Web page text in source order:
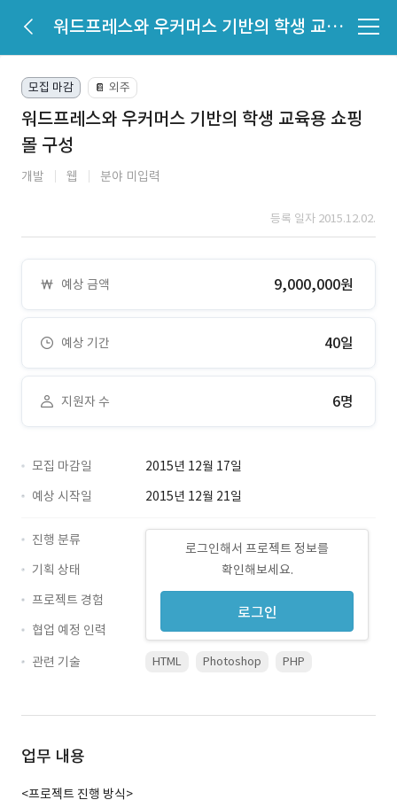
워드프레스와 우커머스 기반의 학생 교육용 쇼핑몰 구성
모집 마감 📔 외주
워드프레스와 우커머스 기반의 학생 교육용 쇼핑
몰 구성
개발 웹 분야 미입력
등록 일자 2015.12.02.
예상 금액 9,000,000원
예상 기간 40일
지원자 수 6명
모집 마감일
2015년 12월 17일
예상 시작일
2015년 12월 21일
로그인해서 프로젝트 정보를
확인해보세요.
로그인
진행 분류
기획 상태
프로젝트 경험
협업 예정 인력
관련 기술
HTML Photoshop PHP
업무 내용
<프로젝트 진행 방식>